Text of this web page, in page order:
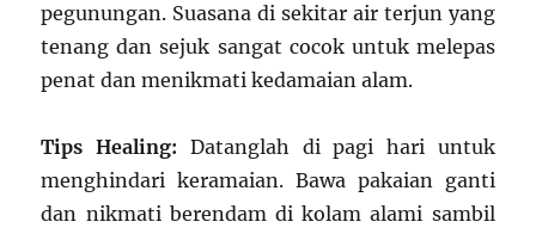
pegunungan. Suasana di sekitar air terjun yang
tenang dan sejuk sangat cocok untuk melepas
penat dan menikmati kedamaian alam.
Tips Healing: Datanglah di pagi hari untuk
menghindari keramaian. Bawa pakaian ganti
dan nikmati berendam di kolam alami sambil